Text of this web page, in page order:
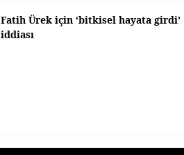
Fatih Ürek için ‘bitkisel hayata girdi’
iddiası